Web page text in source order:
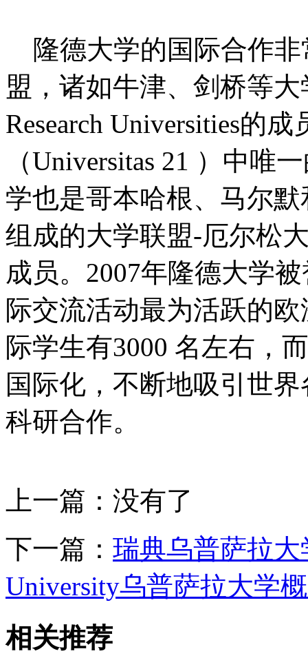
隆德大学的国际合作非
盟，诸如牛津、剑桥等大
Research Universities的
（Universitas 21 ）中唯
学也是哥本哈根、马尔
组成的大学联盟-厄尔松
成员。2007年隆德大学
际交流活动最为活跃的
际学生有3000 名左右，
国际化，不断地吸引世
科研合作。
上一篇：没有了
下一篇： 瑞典乌普萨拉大
University乌普萨拉大学
相关推荐